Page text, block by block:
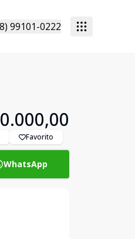
99101-0222
Favorito
WhatsApp